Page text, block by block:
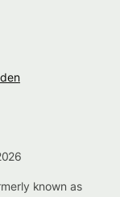
known as